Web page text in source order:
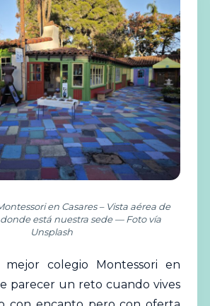
en Casares – Vista aérea de
está nuestra sede — Foto vía
Unsplash
mejorcolegio Montessori en
parecer un reto cuando vives